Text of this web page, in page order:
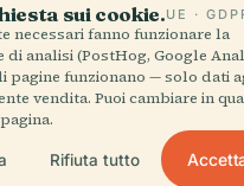
a Morges, Svizzera, in viaggio
FR · DE · ES · IT · PT · JA · ZH · HI · RU
sui cookie.UE ·
necessari fanno funzionare la
di analisi (PostHog, Google
pagine funzionano — solo dati
vendita. Puoi cambiare in
Rifiuta tutto